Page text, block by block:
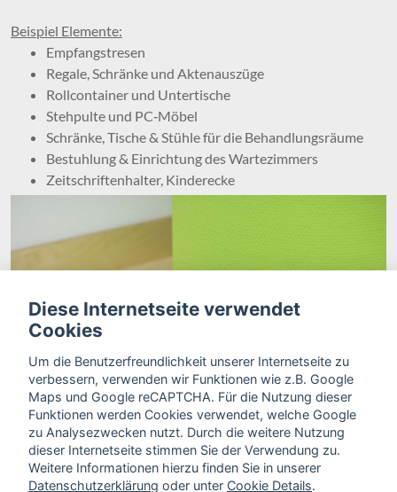
Beispiel Elemente:
Empfangstresen
Regale, Schränke und Aktenauszüge
Rollcontainer und Untertische
Stehpulte und PC‑Möbel
Schränke, Tische & Stühle für die Behandlungsräume
Bestuhlung & Einrichtung des Wartezimmers
Zeitschriftenhalter, Kinderecke
Diese Internetseite verwendet
Cookies
Um die Benutzerfreundlichkeit unserer Internetseite zu
verbessern, verwenden wir Funktionen wie z.B. Google
Maps und Google reCAPTCHA. Für die Nutzung dieser
Funktionen werden Cookies verwendet, welche Google
zu Analysezwecken nutzt. Durch die weitere Nutzung
dieser Internetseite stimmen Sie der Verwendung zu.
Weitere Informationen hierzu finden Sie in unserer
Datenschutzerklärung oder unter Cookie Details.